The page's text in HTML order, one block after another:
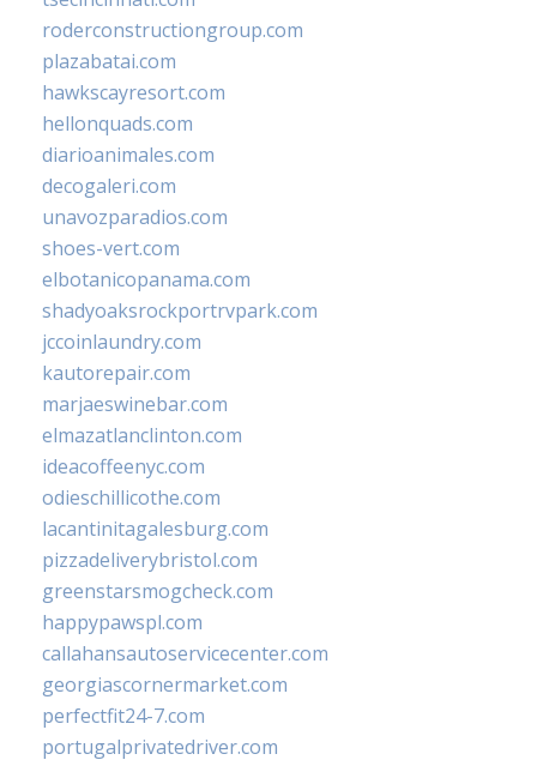
roderconstructiongroup.com
plazabatai.com
hawkscayresort.com
hellonquads.com
diarioanimales.com
decogaleri.com
unavozparadios.com
shoes-vert.com
elbotanicopanama.com
shadyoaksrockportrvpark.com
jccoinlaundry.com
kautorepair.com
marjaeswinebar.com
elmazatlanclinton.com
ideacoffeenyc.com
odieschillicothe.com
lacantinitagalesburg.com
pizzadeliverybristol.com
greenstarsmogcheck.com
happypawspl.com
callahansautoservicecenter.com
georgiascornermarket.com
perfectfit24-7.com
portugalprivatedriver.com